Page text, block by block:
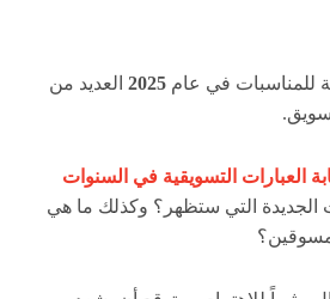
للمناسبات في عام 2025 العديد من
العبارات التسويقية في السنوات
الجديدة التي ستظهر؟ وكذلك ما هي